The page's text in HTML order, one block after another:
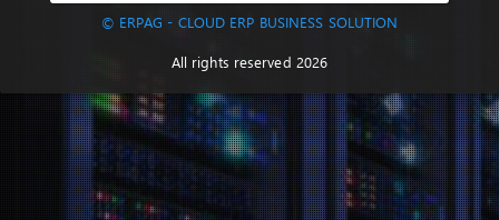
© ERPAG - CLOUD ERP BUSINESS SOLUTION
All rights reserved 2026